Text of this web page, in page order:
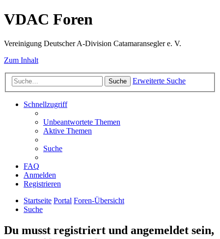
VDAC Foren
Vereinigung Deutscher A-Division Catamaransegler e. V.
Zum Inhalt
Suche Erweiterte Suche
Schnellzugriff
Unbeantwortete Themen
Aktive Themen
Suche
FAQ
Anmelden
Registrieren
Startseite Portal Foren-Übersicht
Suche
Du musst registriert und angemeldet sein,